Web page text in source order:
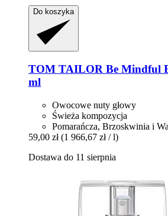
Do koszyka
TOM TAILOR Be Mindful
ml
Owocowe nuty głowy
Świeża kompozycja
Pomarańcza, Brzoskwinia i
59,00 zł (1 966,67 zł / l)
Dostawa do 11 sierpnia